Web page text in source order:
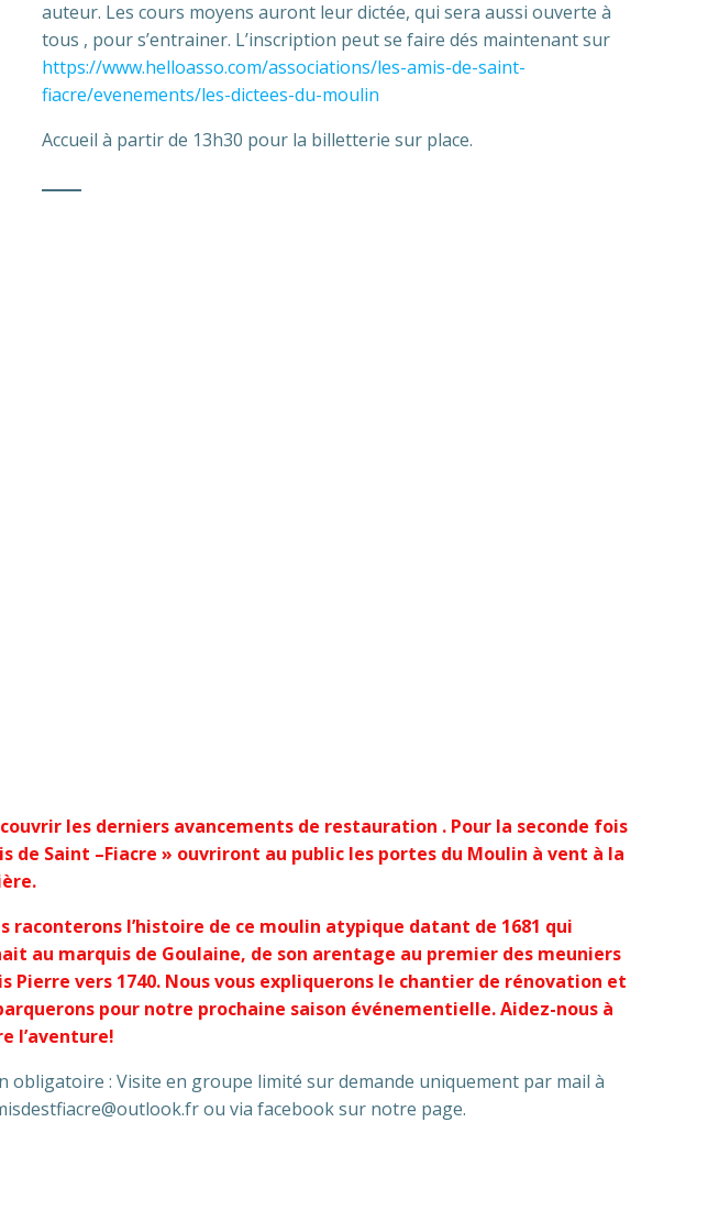
auteur. Les cours moyens auront leur dictée, qui sera aussi ouverte à
tous , pour s’entrainer. L’inscription peut se faire dés maintenant sur
https://www.helloasso.com/associations/les-amis-de-saint-
fiacre/evenements/les-dictees-du-moulin
Accueil à partir de 13h30 pour la billetterie sur place.
les derniers avancements de restauration . Pour la seconde fois
de Saint –Fiacre » ouvriront au public les portes du Moulin à vent à la
raconterons l’histoire de ce moulin atypique datant de 1681 qui
au marquis de Goulaine, de son arentage au premier des meuniers
Pierre vers 1740. Nous vous expliquerons le chantier de rénovation et
pour notre prochaine saison événementielle. Aidez-nous à
l’aventure!
obligatoire : Visite en groupe limité sur demande uniquement par mail à
ou via facebook sur notre page.